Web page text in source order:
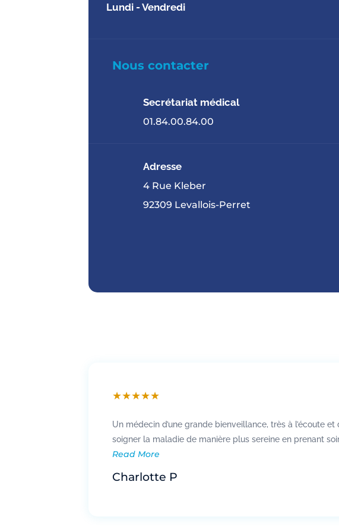
Lundi - Vendredi
Nous contacter
Secrétariat médical
01.84.00.84.00
Adresse
4 Rue Kleber
92309 Levallois-Perret
★★★★★
Un médecin d’une grande bienveillance, très à l’écoute
soigner la maladie de manière plus sereine en prenant
Read More
Charlotte P